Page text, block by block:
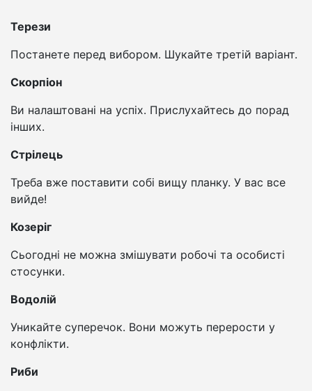
Терези
Постанете перед вибором. Шукайте третій варіант.
Скорпіон
Ви налаштовані на успіх. Прислухайтесь до порад
інших.
Стрілець
Треба вже поставити собі вищу планку. У вас все
вийде!
Козеріг
Сьогодні не можна змішувати робочі та особисті
стосунки.
Водолій
Уникайте суперечок. Вони можуть перерости у
конфлікти.
Риби